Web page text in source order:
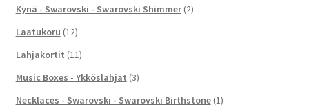
Kynä - Swarovski - Swarovski Shimmer (2)
Laatukoru (12)
Lahjakortit (11)
Music Boxes - Ykköslahjat (3)
Necklaces - Swarovski - Swarovski Birthstone (1)